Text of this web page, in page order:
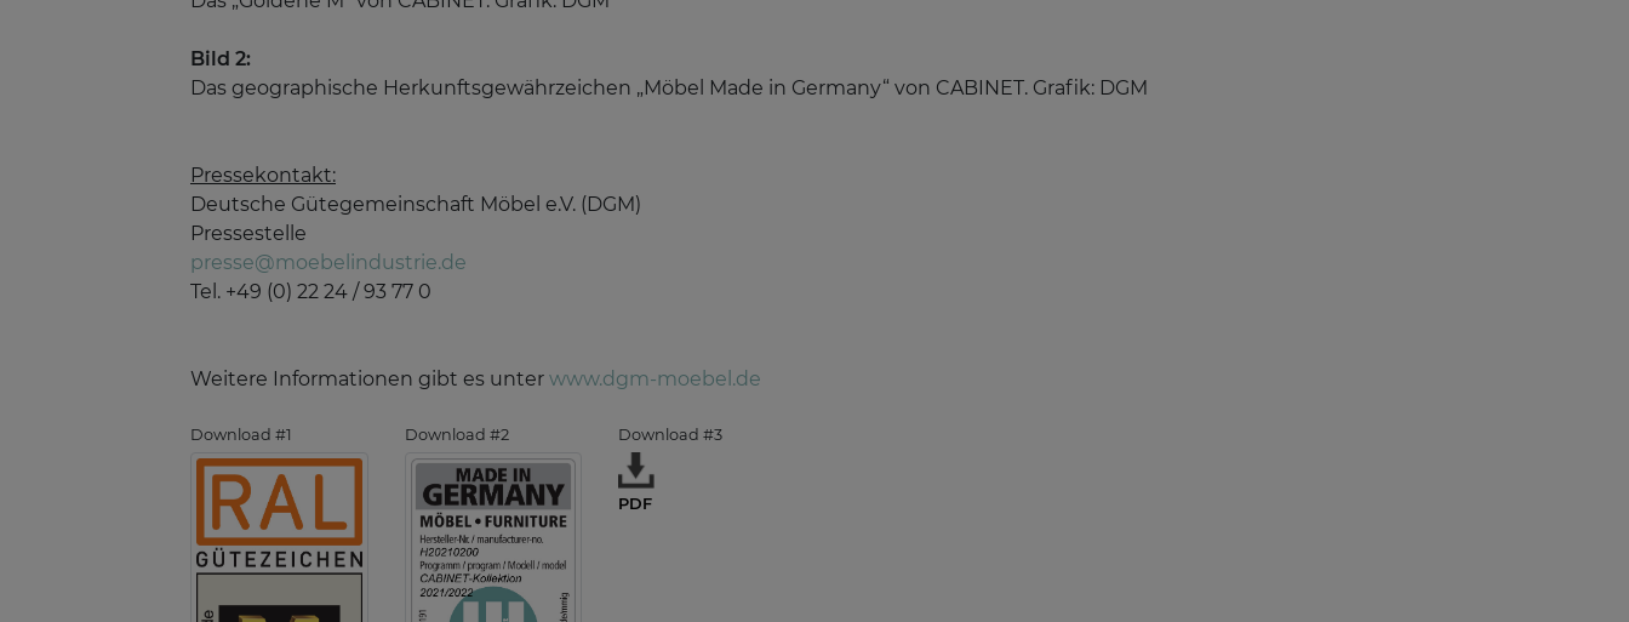
Bild 2:
Das geographische Herkunftsgewährzeichen „Möbel Made in Germany“ von CABINET. Grafik: DGM
Pressekontakt:
Deutsche Gütegemeinschaft Möbel e.V. (DGM)
Pressestelle
presse@moebelindustrie.de
Tel. +49 (0) 22 24 / 93 77 0
Weitere Informationen gibt es unter www.dgm-moebel.de
Download #1 Download #2 Download #3
PDF